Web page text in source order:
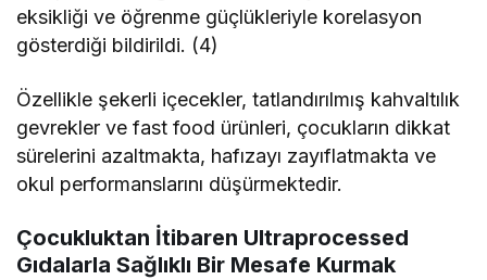
eksikliği ve öğrenme güçlükleriyle korelasyon
gösterdiği bildirildi. (4)
Özellikle şekerli içecekler, tatlandırılmış kahvaltılık
gevrekler ve fast food ürünleri, çocukların dikkat
sürelerini azaltmakta, hafızayı zayıflatmakta ve
okul performanslarını düşürmektedir.
Çocukluktan İtibaren Ultraprocessed
Gıdalarla Sağlıklı Bir Mesafe Kurmak